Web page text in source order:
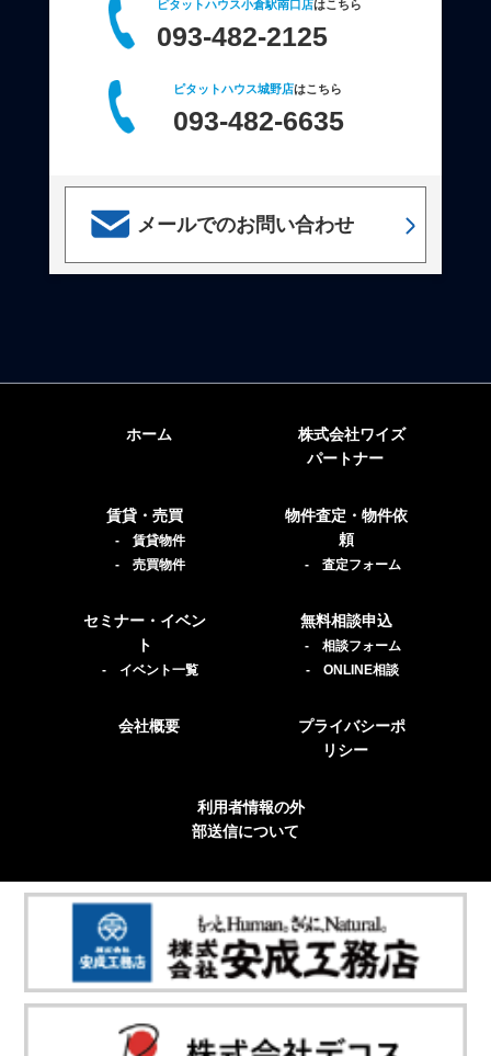
ピタットハウス小倉駅南口店はこちら
093-482-2125
ピタットハウス城野店はこちら
093-482-6635
メールでのお問い合わせ
ホーム
株式会社ワイズ
パートナー
賃貸・売買
- 賃貸物件
- 売買物件
物件査定・物件依
頼
- 査定フォーム
セミナー・イベン
ト
- イベント一覧
無料相談申込
- 相談フォーム
- ONLINE相談
会社概要
プライバシーポ
リシー
利用者情報の外
部送信について